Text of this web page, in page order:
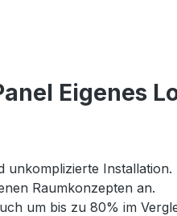
Eigenes
unkomplizierte Installation.
Raumkonzepten an.
um bis zu 80% im